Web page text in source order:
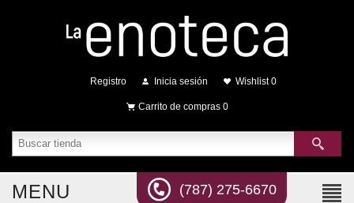
Registro Inicia sesión Wishlist 0
Carrito de compras 0
(787) 275-6670
MENU